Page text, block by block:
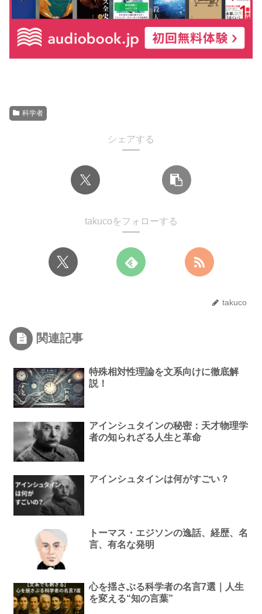
科学者
シェアする
takucoをフォローする
takuco
関連記事
特殊相対性理論を文系向けに徹底解
説！
アインシュタインの秘密：天才物理学
者の知られざる人生と革命
アインシュタインは何がすごい？
トーマス・エジソンの逸話、経歴、名
言、有名な発明
心を揺さぶる科学者の名言7選｜人生
を変える“知の言葉”